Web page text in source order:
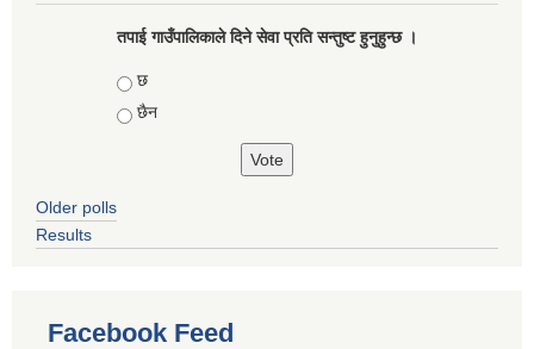
तपाई गाउँपालिकाले दिने सेवा प्रति सन्तुष्ट हुनुहुन्छ ।
Choices
छ
छैन
Older polls
Results
Facebook Feed